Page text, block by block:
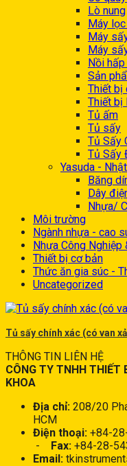
Lò nung
Máy
Máy
Máy
Nồi
Sản
Thiết bị
Thiết bị
Tủ ấm
Tủ sấy
Tủ Sấy
Tủ Sấy
Yasuda -
Băng
Dây
Nhựa/
Môi trường
Ngành nhựa - cao
Nhựa Công Nghiệp
Thiết bị cơ bản
Thức ăn gia súc -
Uncategorized
Tủ sấy chính xác (có van
THÔNG TIN LIÊN HỆ
CÔNG TY TNHH THIẾT
KHOA
Địa chỉ: 208/20
HCM
Điện thoại: +84-
- Fax: +84-28-
Email: